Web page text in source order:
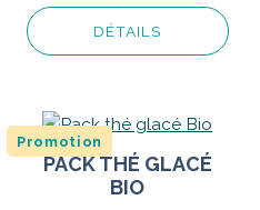
DÉTAILS
Promotion
PACK THÉ GLACÉ
BIO